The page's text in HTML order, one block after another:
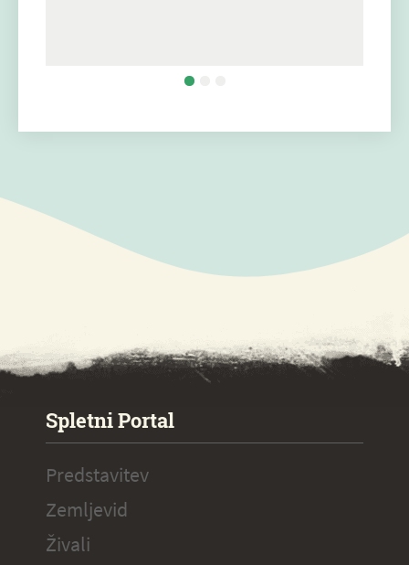
Spletni Portal
Predstavitev
Zemljevid
Živali